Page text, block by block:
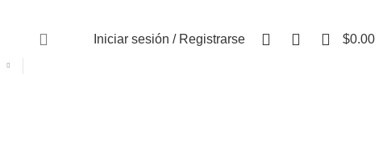
Iniciar sesión / Registrarse $0.00